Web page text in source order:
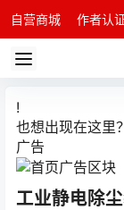
自营商城 作者认
!
也想出现在这里
广告
工业静电除